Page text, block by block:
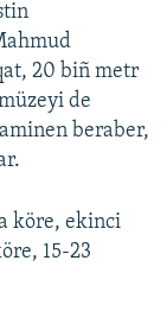
20 biñ metr
de
beraber,
köre, ekinci
15-23